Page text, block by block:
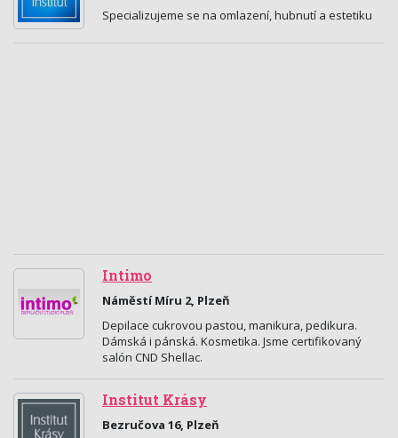
Specializujeme se na omlazení, hubnutí a estetiku
Intimo
Náměstí Míru 2, Plzeň
Depilace cukrovou pastou, manikura, pedikura.
Dámská i pánská. Kosmetika. Jsme certifikovaný
salón CND Shellac.
Institut Krásy
Bezručova 16, Plzeň